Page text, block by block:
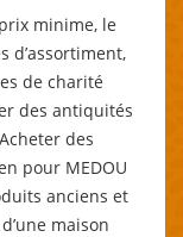
minime, le
d’assortiment,
de charité
des antiquités
des
pour MEDOU
anciens et
maison